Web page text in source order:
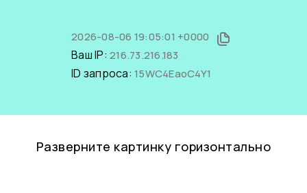
2026-08-06 19:05:01 +0000
Ваш IP: 216.73.216.183
ID запроса: 15WC4EaoC4Y1
Разверните картинку горизонтально